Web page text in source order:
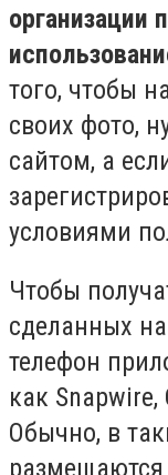
организации
того, чтобы
своих фото,
сайтом, а
условиями
Чтобы
сделанных
телефон
как
Обычно, в